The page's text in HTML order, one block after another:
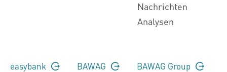
Nachrichten
Analysen
easybank BAWAG BAWAG Group